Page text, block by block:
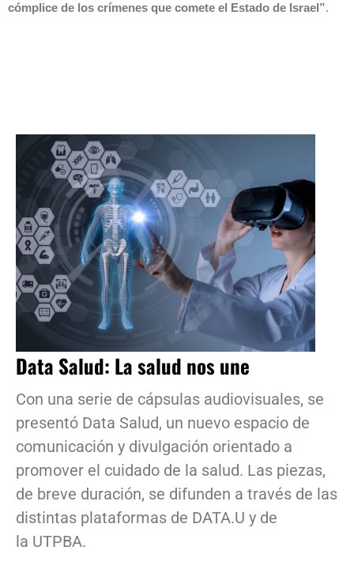
cómplice de los crímenes que comete el Estado de Israel”.
Data Salud: La salud nos une
Con una serie de cápsulas audiovisuales, se
presentó Data Salud, un nuevo espacio de
comunicación y divulgación orientado a
promover el cuidado de la salud. Las piezas,
de breve duración, se difunden a través de las
distintas plataformas de DATA.U y de
la UTPBA.